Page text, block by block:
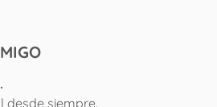
desde siempre.